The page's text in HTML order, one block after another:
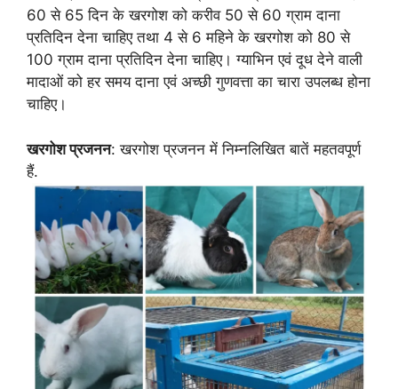
60 से 65 दिन के खरगोश को करीव 50 से 60 ग्राम दाना
प्रतिदिन देना चाहिए तथा 4 से 6 महिने के खरगोश को 80 से
100 ग्राम दाना प्रतिदिन देना चाहिए। ग्याभिन एवं दूध देने वाली
मादाओं को हर समय दाना एवं अच्छी गुणवत्ता का चारा उपलब्ध होना
चाहिए।
खरगोश प्रजनन: खरगोश प्रजनन में निम्नलिखित बातें महतवपूर्ण
हैं.